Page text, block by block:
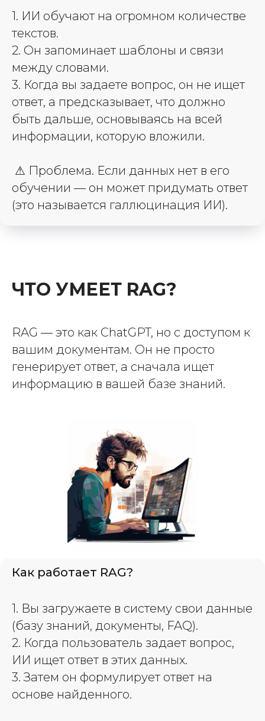
1. ИИ обучают на огромном количестве
текстов.
2. Он запоминает шаблоны и связи
между словами.
3. Когда вы задаете вопрос, он не ищет
ответ, а предсказывает, что должно
быть дальше, основываясь на всей
информации, которую вложили.
⚠ Проблема. Если данных нет в его
обучении — он может придумать ответ
(это называется галлюцинация ИИ).
ЧТО УМЕЕТ RAG?
RAG — это как ChatGPT, но с доступом к
вашим документам. Он не просто
генерирует ответ, а сначала ищет
информацию в вашей базе знаний.
Как работает RAG?
1. Вы загружаете в систему свои данные
(базу знаний, документы, FAQ).
2. Когда пользователь задает вопрос,
ИИ ищет ответ в этих данных.
3. Затем он формулирует ответ на
основе найденного.